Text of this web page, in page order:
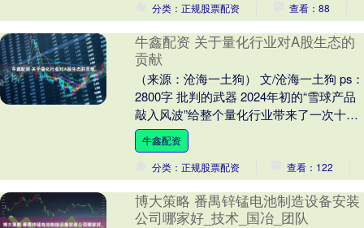
分类：正规股票配资
查看：88
牛鑫配资 关于量化行业对A股生态的
贡献
（来源：沧海一土狗） 文/沧海一土狗 ps：
2800字 批判的武器 2024年初的“雪球产品
敲入风波”给整个量化行业带来了一次十分
严峻的挑战，市场上妖魔化量化的....
牛鑫配资
分类：正规股票配资
查看：122
博大策略 番禺锌锰电池制造设备安装
公司哪家好_技术_国冶_团队